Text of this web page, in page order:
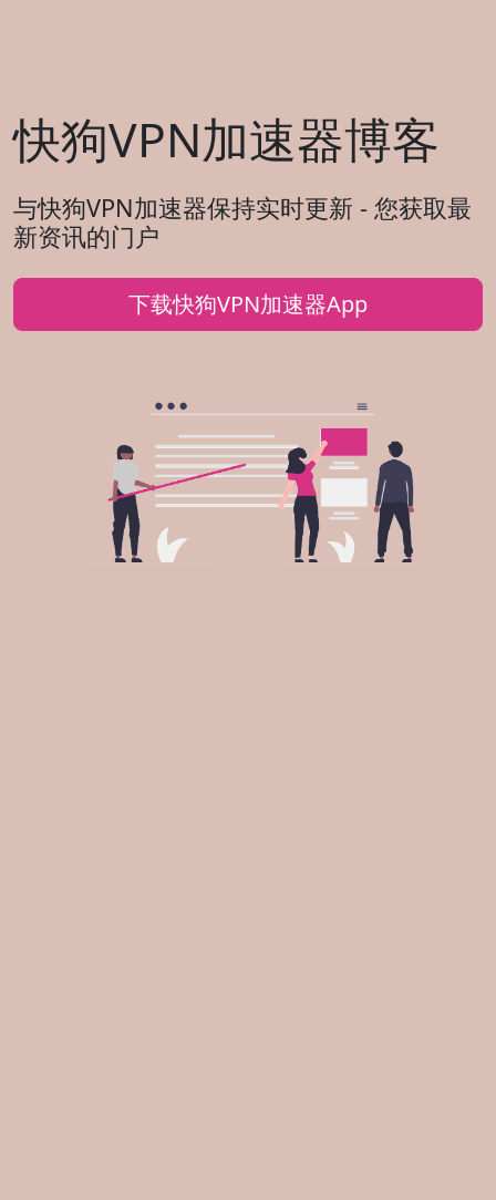
快狗VPN加速器博客
与快狗VPN加速器保持实时更新 - 您获取最
新资讯的门户
下载快狗VPN加速器App